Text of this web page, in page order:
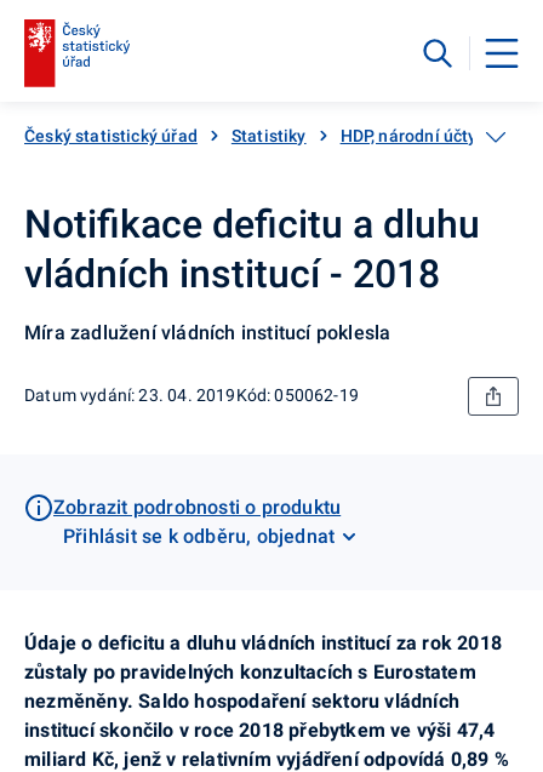
Český statistický úřad Statistiky HDP, národní účty
Notifikace deficitu a dluhu
vládních institucí - 2018
Míra zadlužení vládních institucí poklesla
Datum vydání: 23. 04. 2019Kód: 050062-19
Zobrazit podrobnosti o produktu
Přihlásit se k odběru, objednat
Údaje o deficitu a dluhu vládních institucí za rok 2018
zůstaly po pravidelných konzultacích s Eurostatem
nezměněny.Saldo hospodaření sektoru vládních
institucí skončilo v roce 2018 přebytkem ve výši 47,4
miliard Kč, jenž v relativním vyjádření odpovídá 0,89 %